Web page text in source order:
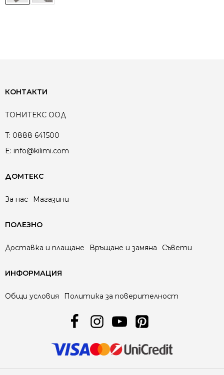
КОНТАКТИ
ТОНИТЕКС ООД
T: 0888 641500
E: info@kilimi.com
ДОМТЕКС
За нас Магазини
ПОЛЕЗНО
Доставка и плащане Връщане и замяна Съвети
ИНФОРМАЦИЯ
Общи условия Политика за поверителност